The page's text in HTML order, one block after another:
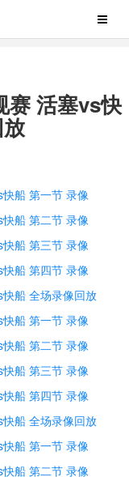
赛 活塞vs快
船 第一节 录像
船 第二节 录像
船 第三节 录像
船 第四节 录像
船 全场录像回放
船 第一节 录像
船 第二节 录像
船 第三节 录像
船 第四节 录像
船 全场录像回放
船 第一节 录像
船 第二节 录像